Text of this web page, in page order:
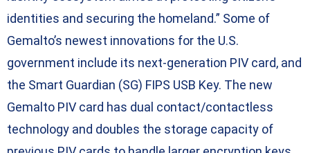
identities and securing the homeland.” Some of
Gemalto’s newest innovations for the U.S.
government include its next-generation PIV card, and
the Smart Guardian (SG) FIPS USB Key. The new
Gemalto PIV card has dual contact/contactless
technology and doubles the storage capacity of